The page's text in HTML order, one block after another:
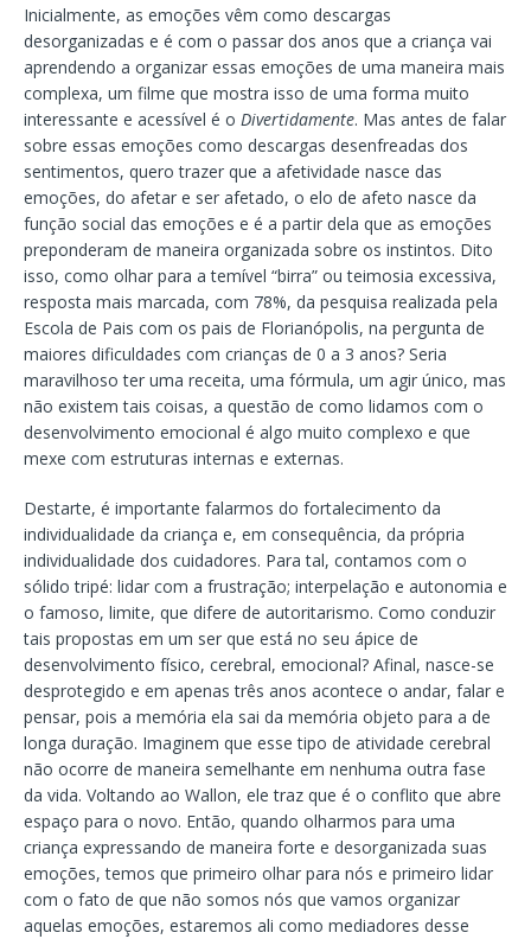
Inicialmente, as emoções vêm como descargas
desorganizadas e é com o passar dos anos que a criança vai
aprendendo a organizar essas emoções de uma maneira mais
complexa, um filme que mostra isso de uma forma muito
interessante e acessível é o Divertidamente. Mas antes de falar
sobre essas emoções como descargas desenfreadas dos
sentimentos, quero trazer que a afetividade nasce das
emoções, do afetar e ser afetado, o elo de afeto nasce da
função social das emoções e é a partir dela que as emoções
preponderam de maneira organizada sobre os instintos. Dito
isso, como olhar para a temível “birra” ou teimosia excessiva,
resposta mais marcada, com 78%, da pesquisa realizada pela
Escola de Pais com os pais de Florianópolis, na pergunta de
maiores dificuldades com crianças de 0 a 3 anos? Seria
maravilhoso ter uma receita, uma fórmula, um agir único, mas
não existem tais coisas, a questão de como lidamos com o
desenvolvimento emocional é algo muito complexo e que
mexe com estruturas internas e externas.
Destarte, é importante falarmos do fortalecimento da
individualidade da criança e, em consequência, da própria
individualidade dos cuidadores. Para tal, contamos com o
sólido tripé: lidar com a frustração; interpelação e autonomia e
o famoso, limite, que difere de autoritarismo. Como conduzir
tais propostas em um ser que está no seu ápice de
desenvolvimento físico, cerebral, emocional? Afinal, nasce-se
desprotegido e em apenas três anos acontece o andar, falar e
pensar, pois a memória ela sai da memória objeto para a de
longa duração. Imaginem que esse tipo de atividade cerebral
não ocorre de maneira semelhante em nenhuma outra fase
da vida. Voltando ao Wallon, ele traz que é o conflito que abre
espaço para o novo. Então, quando olharmos para uma
criança expressando de maneira forte e desorganizada suas
emoções, temos que primeiro olhar para nós e primeiro lidar
com o fato de que não somos nós que vamos organizar
aquelas emoções, estaremos ali como mediadores desse